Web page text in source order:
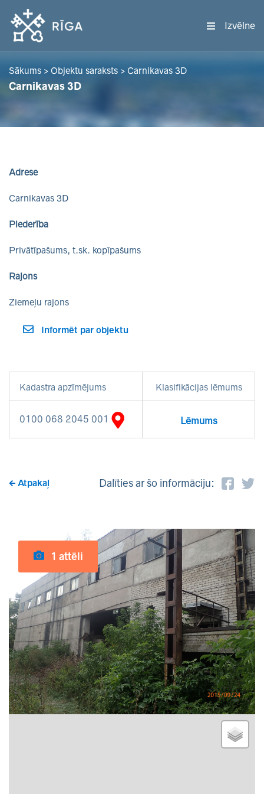
Izvēlne
Sākums > Objektu saraksts > Carnikavas 3D
Carnikavas 3D
Adrese
Carnikavas 3D
Piederība
Privātīpašums, t.sk. kopīpašums
Rajons
Ziemeļu rajons
Informēt par objektu
Kadastra apzīmējums Klasifikācijas lēmums
0100 068 2045 001 Lēmums
Atpakaļ Dalīties ar šo informāciju:
1 attēli